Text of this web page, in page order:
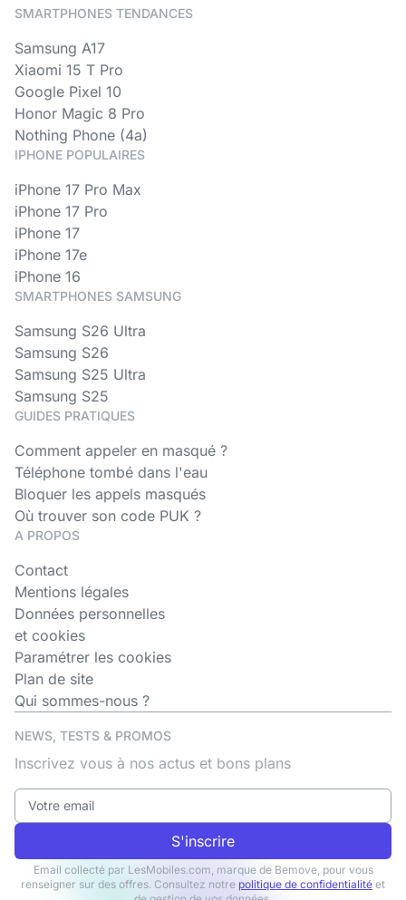
SMARTPHONES TENDANCES
Samsung A17
Xiaomi 15 T Pro
Google Pixel 10
Honor Magic 8 Pro
Nothing Phone (4a)
IPHONE POPULAIRES
iPhone 17 Pro Max
iPhone 17 Pro
iPhone 17
iPhone 17e
iPhone 16
SMARTPHONES SAMSUNG
Samsung S26 Ultra
Samsung S26
Samsung S25 Ultra
Samsung S25
GUIDES PRATIQUES
Comment appeler en masqué ?
Téléphone tombé dans l'eau
Bloquer les appels masqués
Où trouver son code PUK ?
A PROPOS
Contact
Mentions légales
Données personnelles
et cookies
Paramétrer les cookies
Plan de site
Qui sommes-nous ?
NEWS, TESTS & PROMOS
Inscrivez vous à nos actus et bons plans
S'inscrire
Email collecté par LesMobiles.com, marque de Bemove, pour vous
renseigner sur des offres. Consultez notre politique de confidentialité et